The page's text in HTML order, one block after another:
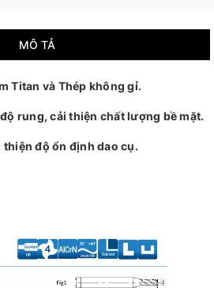
MÔ TẢ
Titan và Thép không gỉ.
rung, cải thiện chất lượng bề mặt.
độ ổn định dao cụ.